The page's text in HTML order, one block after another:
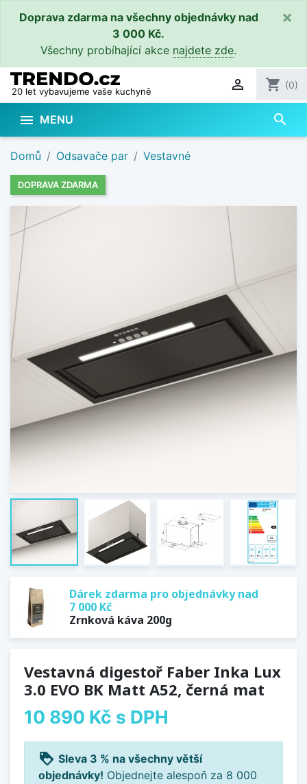
Doprava zdarma na všechny objednávky nad
3 000 Kč.
Všechny probíhající akce najdete zde.
×
20 let vybavujeme vaše kuchyně  shopping_cart (0)
 MENU search
Domů Odsavače par Vestavné
DOPRAVA ZDARMA
Dárek zdarma pro objednávky nad
7 000 Kč
Zrnková káva 200g
Vestavná digestoř Faber Inka Lux
3.0 EVO BK Matt A52, černá mat
10 890 Kč s DPH
loyalty Sleva 3 % na všechny větší
objednávky! Objednejte alespoň za 8 000